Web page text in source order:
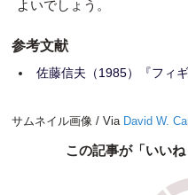
よいでしょう。
参考文献
佐藤信夫（1985）『フィ
サムネイル画像 / Via David W.
この記事が「いい